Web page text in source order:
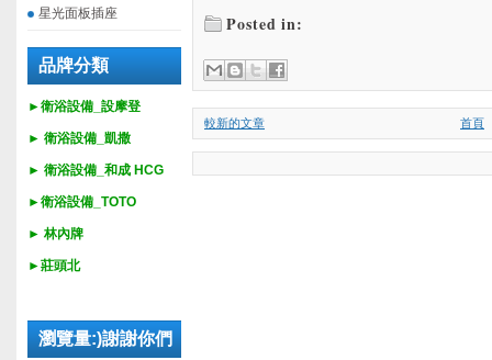
星光面板插座
品牌分類
►衛浴設備_設摩登
► 衛浴設備_ 凱撒
► 衛浴設備_ 和成 HCG
►衛浴設備_ TOTO
► 林內牌
►莊頭北
瀏覽量:)謝謝你們
Posted in:
較新的文章 首頁